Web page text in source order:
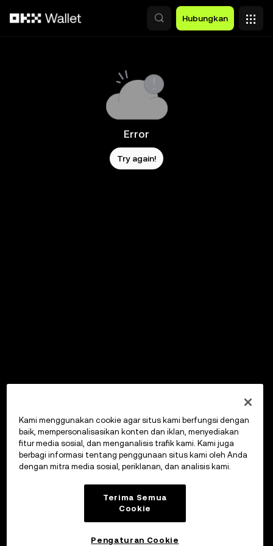
Hubungkan
Error
Try again!
Kami menggunakan cookie agar situs kami berfungsi dengan
baik, mempersonalisasikan konten dan iklan, menyediakan
fitur media sosial, dan menganalisis trafik kami. Kami juga
berbagi informasi tentang penggunaan situs kami oleh Anda
dengan mitra media sosial, periklanan, dan analisis kami.
Terima Semua
Cookie
Pengaturan Cookie